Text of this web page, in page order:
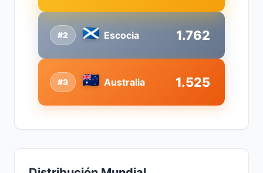
#2 Escocia 1.762
#3 Australia 1.525